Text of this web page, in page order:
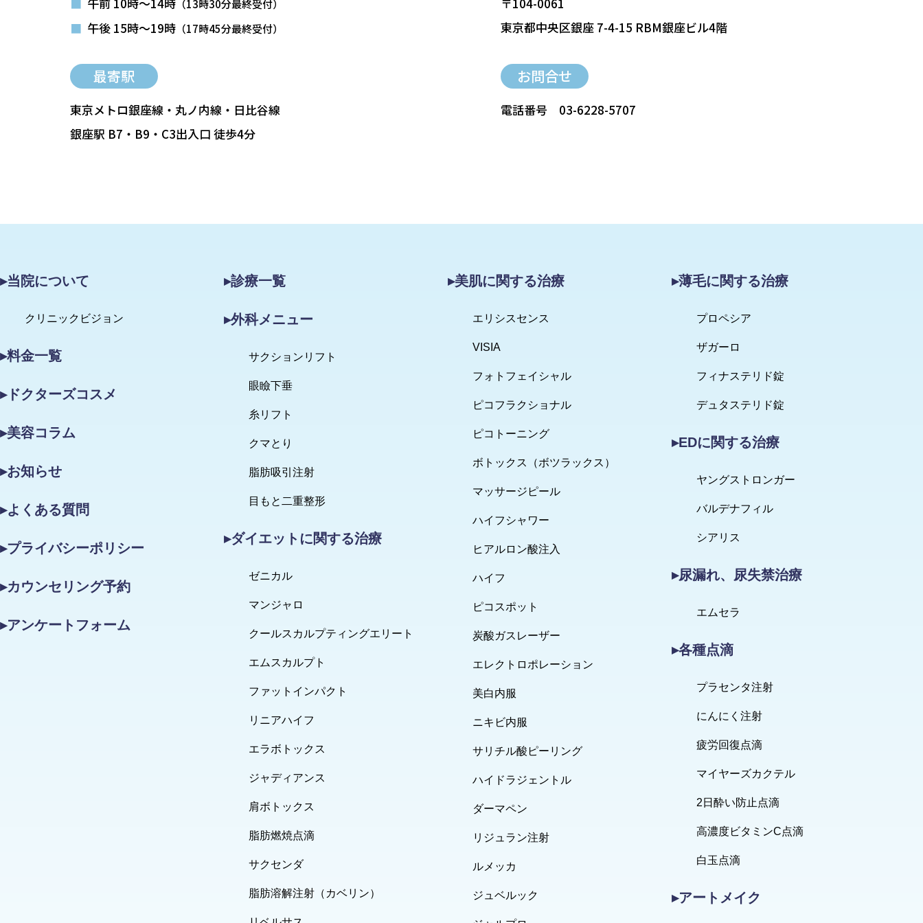
（13時30分最終受付）
■ 午後 15時～19時 （17時45分最終受付）
東京都中央区銀座 7-4-15 RBM銀座ビル4階
最寄駅
東京メトロ銀座線・丸ノ内線・日比谷線
銀座駅 B7・B9・C3出入口 徒歩4分
お問合せ
電話番号 03-6228-5707
▸当院について
クリニックビジョン
▸料金一覧
▸ドクターズコスメ
▸美容コラム
▸お知らせ
▸よくある質問
▸プライバシーポリシー
▸カウンセリング予約
▸アンケートフォーム
▸診療一覧
▸外科メニュー
サクションリフト
眼瞼下垂
糸リフト
クマとり
脂肪吸引注射
目もと二重整形
▸ダイエットに関する治療
ゼニカル
マンジャロ
クールスカルプティングエリート
エムスカルプト
ファットインパクト
リニアハイフ
エラボトックス
ジャディアンス
肩ボトックス
脂肪燃焼点滴
サクセンダ
脂肪溶解注射（カベリン）
▸美肌に関する治療
エリシスセンス
VISIA
フォトフェイシャル
ピコフラクショナル
ピコトーニング
ボトックス（ボツラックス）
マッサージピール
ハイフシャワー
ヒアルロン酸注入
ハイフ
ピコスポット
炭酸ガスレーザー
エレクトロポレーション
美白内服
ニキビ内服
サリチル酸ピーリング
ハイドラジェントル
ダーマペン
リジュラン注射
ルメッカ
ジュベルック
▸薄毛に関する治療
プロペシア
ザガーロ
フィナステリド錠
デュタステリド錠
▸EDに関する治療
ヤングストロンガー
バルデナフィル
シアリス
▸尿漏れ、尿失禁治療
エムセラ
▸各種点滴
プラセンタ注射
にんにく注射
疲労回復点滴
マイヤーズカクテル
2日酔い防止点滴
高濃度ビタミンC点滴
白玉点滴
▸アートメイク